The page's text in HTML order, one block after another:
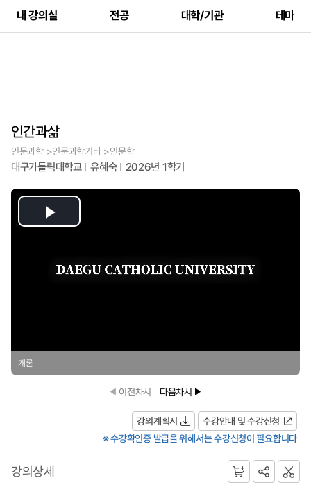
내 강의실 전공 대학/기관 테마
인간과삶
인문과학 >인문과학기타 >인문학
대구가톨릭대학교 유혜숙 2026년 1학기
Play
개론
이전차시 다음차시
강의계획서
수강안내 및 수강신청
※ 수강확인증 발급을 위해서는 수강신청이 필요합니다
강의상세